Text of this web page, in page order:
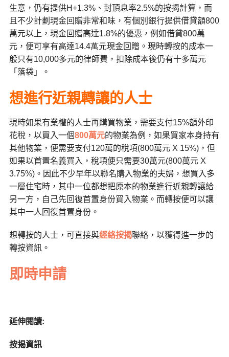
生意，仍有提供H+1.3%、封頂息率2.5%的按揭計算，而
且不少計劃現金回贈非常和味，有個別銀行提供借貸額800
萬元以上，現金回贈高達1.8%的優惠，例如借貸800萬
元，便可享有高達14.4萬元現金回贈。現時轉按的成本一
般只有10,000多元的律師費，扣除成本後仍有十多萬元
「落袋」。
想進行近親轉讓的人士
現時如果有業權的人士再購買物業，需要支付15%額外印
花稅，以買入一個800萬元的物業為例，如果買家本身持有
其他物業，便需要支付120萬的稅項(800萬元 X 15%)，但
如果以首置名義買入，稅項便只需要30萬元(800萬元X
3.75%)。因此不少早年以聯名購入物業的夫婦，想買入多
一層住宅時，其中一位都想把原本的物業進行近親轉讓給
另一方，自己先回復首置身份買入物業。而轉按便可以讓
其中一人回復首置身份。
想轉按的人士，可直接與經絡按揭聯絡，以獲得進一步的
轉按資訊。
即時申請
延伸閱讀:
按揭資訊